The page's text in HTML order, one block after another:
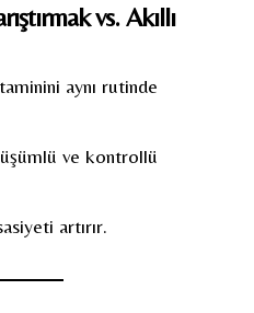
vs. Akıllı
aynı rutinde
ve kontrollü
artırır.